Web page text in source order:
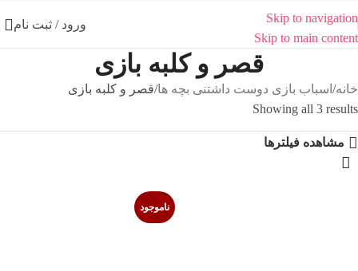
Skip to navigation
Skip to main content
ورود / ثبت نام
قصر و کلبه بازی
خانه اسباب بازی دوست داشتنی بچه ها قصر و کلبه بازی
Showing all 3 results
مشاهده فیلترها
ناموجود